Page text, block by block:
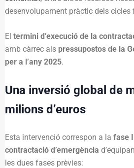
desenvolupament pràctic dels cicles
El termini d’execució de la
amb càrrec als pressupostos de la
per a l’any 2025.
Una inversió global de
milions d’euros
Esta intervenció correspon a la fase
contractació d’emergència
les dues fases prèvies: